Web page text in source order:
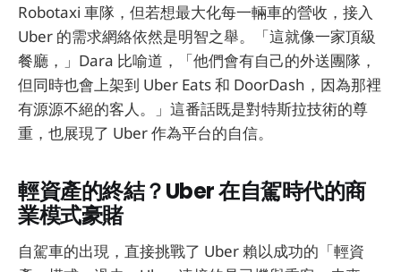
Robotaxi 車隊，但若想最大化每一輛車的營收，接入
Uber 的需求網絡依然是明智之舉。「這就像一家頂級
餐廳，」Dara 比喻道，「他們會有自己的外送團隊，
但同時也會上架到 Uber Eats 和 DoorDash，因為那裡
有源源不絕的客人。」這番話既是對特斯拉技術的尊
重，也展現了 Uber 作為平台的自信。
輕資產的終結？Uber 在自駕時代的商
業模式豪賭
自駕車的出現，直接挑戰了 Uber 賴以成功的「輕資